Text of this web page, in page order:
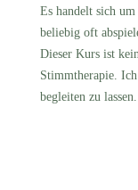
Es handelt sich um
beliebig oft
Dieser Kurs ist
Stimmtherapie.
begleiten zu